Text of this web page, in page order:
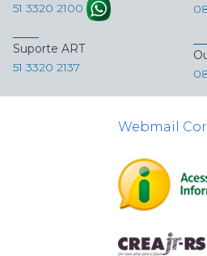
51 3320 2100
Suporte ART
51 3320 2137
Webmail